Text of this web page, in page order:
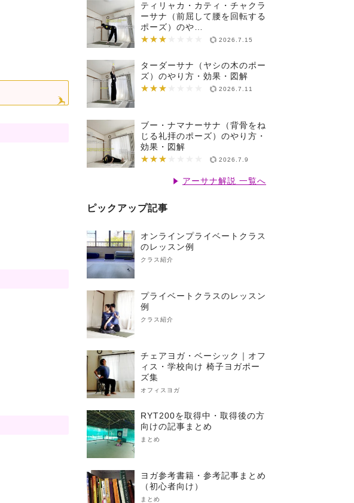
ティリャカ・カティ・チャクラ
ーサナ（前屈して腰を回転する
ポーズ）のや…
★★★
★★★★★★★ 2026.7.15
ターダーサナ（ヤシの木のポー
ズ）のやり方・効果・図解
★★★
★★★★★★★ 2026.7.11
ブー・ナマナーサナ（背骨をね
じる礼拝のポーズ）のやり方・
効果・図解
★★★
★★★★★★★ 2026.7.9
アーサナ解説 一覧へ
ピックアップ記事
オンラインプライベートクラス
のレッスン例
クラス紹介
プライベートクラスのレッスン
例
クラス紹介
チェアヨガ・ベーシック｜オフ
ィス・学校向け 椅子ヨガポー
ズ集
オフィスヨガ
RYT200を取得中・取得後の方
向けの記事まとめ
まとめ
ヨガ参考書籍・参考記事まとめ
（初心者向け）
まとめ